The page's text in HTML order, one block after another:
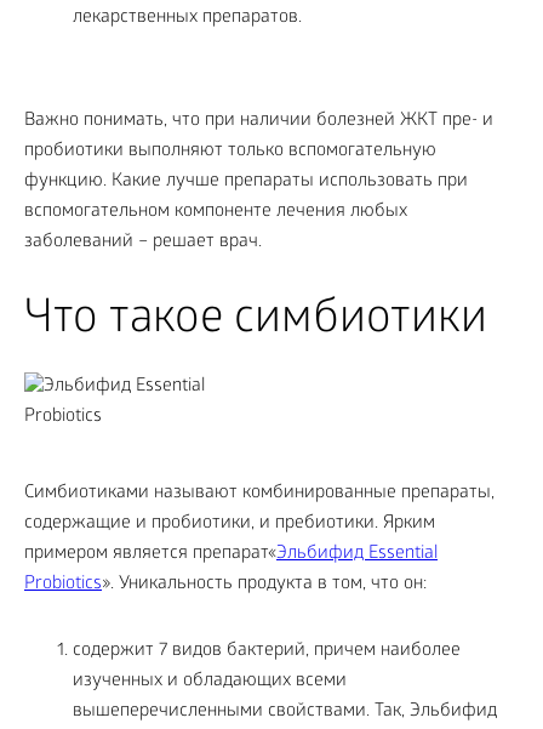
лекарственных препаратов.
Важно понимать, что при наличии болезней ЖКТ пре- и
пробиотики выполняют только вспомогательную
функцию. Какие лучше препараты использовать при
вспомогательном компоненте лечения любых
заболеваний – решает врач.
Что такое симбиотики
Симбиотиками называют комбинированные препараты,
содержащие и пробиотики, и пребиотики. Ярким
примером является препарат«Эльбифид Essential
Probiotics». Уникальность продукта в том, что он:
содержит 7 видов бактерий, причем наиболее
изученных и обладающих всеми
вышеперечисленными свойствами. Так, Эльбифид